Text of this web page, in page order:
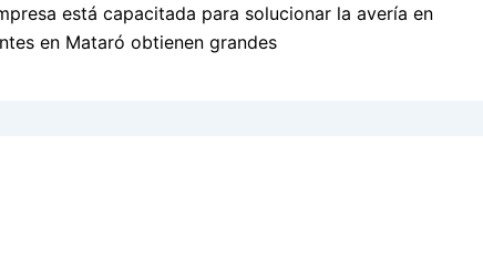
está capacitada para solucionar la avería en
en Mataró obtienen grandes